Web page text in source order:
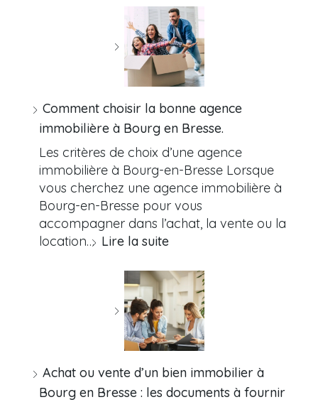
Comment choisir la bonne agence
immobilière à Bourg en Bresse.
Les critères de choix d’une agence
immobilière à Bourg-en-Bresse Lorsque
vous cherchez une agence immobilière à
Bourg-en-Bresse pour vous
accompagner dans l’achat, la vente ou la
location… Lire la suite
Achat ou vente d’un bien immobilier à
Bourg en Bresse : les documents à fournir